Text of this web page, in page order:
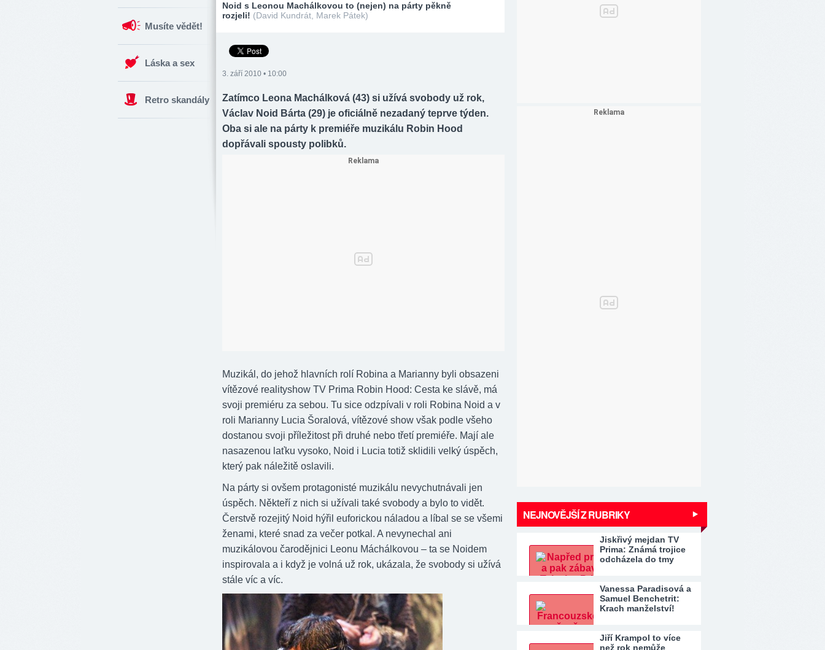
Musíte vědět!
Láska a sex
Retro skandály
Noid s Leonou Machálkovou to (nejen) na párty pěkně
rozjeli! (David Kundrát, Marek Pátek)
3. září 2010 • 10:00
Zatímco Leona Machálková (43) si užívá svobody už rok,
Václav Noid Bárta (29) je oficiálně nezadaný teprve týden.
Oba si ale na párty k premiéře muzikálu Robin Hood
dopřávali spousty polibků.
Muzikál, do jehož hlavních rolí Robina a Marianny byli obsazeni
vítězové realityshow TV Prima Robin Hood: Cesta ke slávě, má
svoji premiéru za sebou. Tu sice odzpívali v roli Robina Noid a v
roli Marianny Lucia Šoralová, vítězové show však podle všeho
dostanou svoji příležitost při druhé nebo třetí premiéře. Mají ale
nasazenou laťku vysoko, Noid i Lucia totiž sklidili velký úspěch,
který pak náležitě oslavili.
Na párty si ovšem protagonisté muzikálu nevychutnávali jen
úspěch. Někteří z nich si užívali také svobody a bylo to vidět.
Čerstvě rozejitý Noid hýřil euforickou náladou a líbal se se všemi
ženami, které snad za večer potkal. A nevynechal ani
muzikálovou čarodějnici Leonu Máchálkovou – ta se Noidem
inspirovala a i když je volná už rok, ukázala, že svobody si užívá
stále víc a víc.
NEJNOVĚJŠÍ Z RUBRIKY
Jiskřivý mejdan TV
Prima: Známá trojice
odcházela do tmy
Vanessa Paradisová a
Samuel Benchetrit:
Krach manželství!
Jiří Krampol to více
než rok nemůže